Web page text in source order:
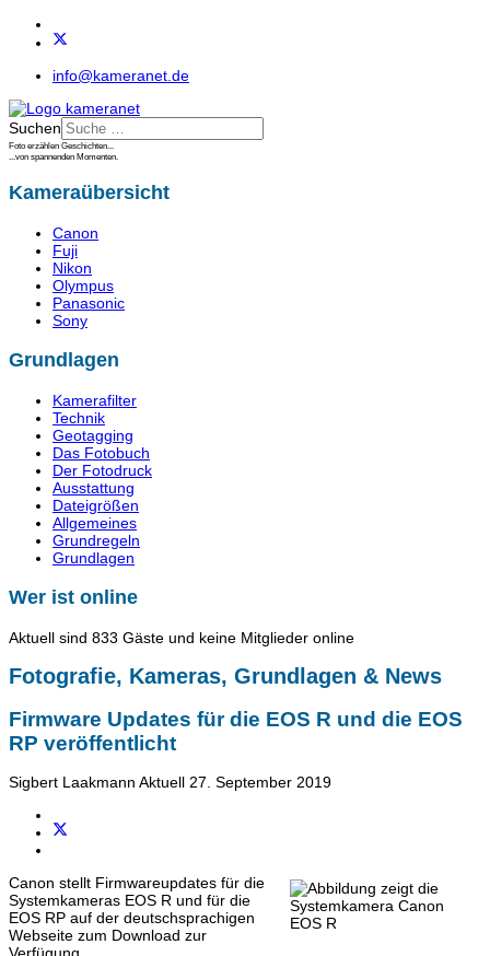
info@kameranet.de
Suchen
Foto erzählen Geschichten...
...von spannenden Momenten.
Kameraübersicht
Canon
Fuji
Nikon
Olympus
Panasonic
Sony
Grundlagen
Kamerafilter
Technik
Geotagging
Das Fotobuch
Der Fotodruck
Ausstattung
Dateigrößen
Allgemeines
Grundregeln
Grundlagen
Wer ist online
Aktuell sind 833 Gäste und keine Mitglieder online
Fotografie, Kameras, Grundlagen & News
Firmware Updates für die EOS R und die EOS
RP veröffentlicht
Sigbert Laakmann Aktuell 27. September 2019
Canon stellt Firmwareupdates für die
Systemkameras EOS R und für die
EOS RP auf der deutschsprachigen
Webseite zum Download zur